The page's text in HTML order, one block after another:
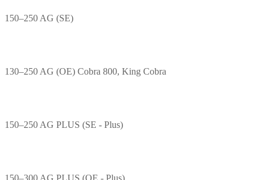
150–250 AG (SE)
130–250 AG (OE) Cobra 800, King Cobra
150–250 AG PLUS (SE - Plus)
150–300 AG PLUS (OE - Plus)